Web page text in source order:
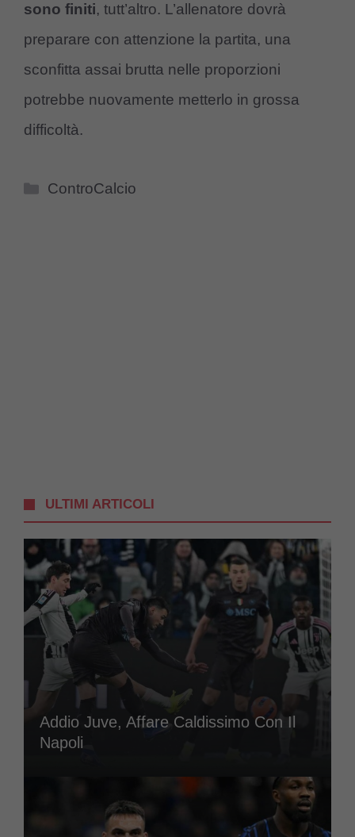
sono finiti, tutt’altro. L’allenatore dovrà
preparare con attenzione la partita, una
sconfitta assai brutta nelle proporzioni
potrebbe nuovamente metterlo in grossa
difficoltà.
Categorie
ControCalcio
ULTIMI ARTICOLI
Addio Juve, Affare Caldissimo Con Il
Napoli